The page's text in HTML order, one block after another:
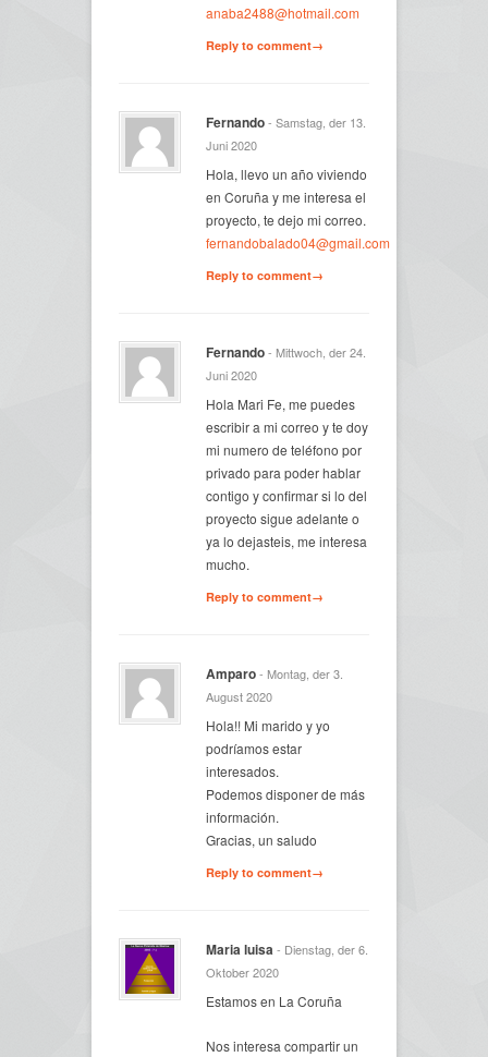
anaba2488@hotmail.com
Reply to comment→
Fernando- Samstag, der 13.
Juni 2020
Hola, llevo un año viviendo
en Coruña y me interesa el
proyecto, te dejo mi correo.
fernandobalado04@gmail.com
Reply to comment→
Fernando- Mittwoch, der 24.
Juni 2020
Hola Mari Fe, me puedes
escribir a mi correo y te doy
mi numero de teléfono por
privado para poder hablar
contigo y confirmar si lo del
proyecto sigue adelante o
ya lo dejasteis, me interesa
mucho.
Reply to comment→
Amparo- Montag, der 3.
August 2020
Hola!! Mi marido y yo
podríamos estar
interesados.
Podemos disponer de más
información.
Gracias, un saludo
Reply to comment→
Maria luisa- Dienstag, der 6.
Oktober 2020
Estamos en La Coruña
Nos interesa compartir un